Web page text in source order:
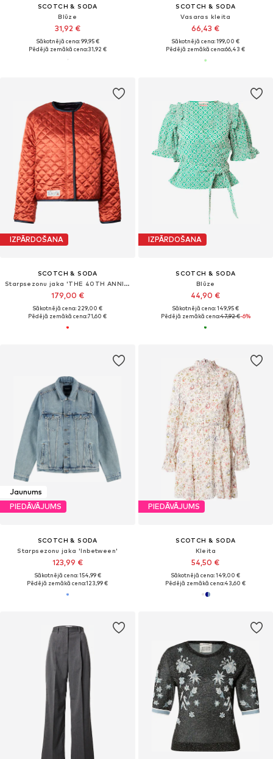
SCOTCH & SODA
Blūze
31,92 €
Sākotnējā cena: 99,95 €
Pēdējā zemākā cena:31,92 €
SCOTCH & SODA
Vasaras kleita
66,43 €
Sākotnējā cena: 199,00 €
Pēdējā zemākā cena:66,43 €
IZPĀRDOŠANA
SCOTCH & SODA
Starpsezonu jaka 'THE 40TH ANNIVERSARY'
179,00 €
Sākotnējā cena: 229,00 €
Pēdējā zemākā cena:71,60 €
IZPĀRDOŠANA
SCOTCH & SODA
Blūze
44,90 €
Sākotnējā cena: 149,95 €
Pēdējā zemākā cena:47,92 €-6%
Jaunums
PIEDĀVĀJUMS
SCOTCH & SODA
Starpsezonu jaka 'Inbetween'
123,99 €
Sākotnējā cena: 154,99 €
Pēdējā zemākā cena:123,99 €
PIEDĀVĀJUMS
SCOTCH & SODA
Kleita
54,50 €
Sākotnējā cena: 149,00 €
Pēdējā zemākā cena:43,60 €